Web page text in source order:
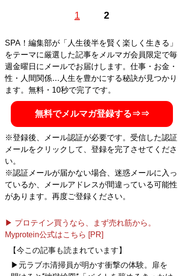
1 2
SPA！編集部が「人生後半を賢く楽しく生きる」
をテーマに厳選した記事をメルマガ会員限定で毎
週金曜日にメールでお届けします。仕事・お金・
性・人間関係…人生を豊かにする秘訣が見つかり
ます。無料・10秒で完了です。
無料でメルマガ登録する⇒⇒
※登録後、メール認証が必要です。受信した認証
メールをクリックして、登録を完了させてくださ
い。
※認証メールが届かない場合、迷惑メールに入っ
ているか、メールアドレスが間違っている可能性
があります。再度ご登録ください。
▶ プロテイン買うなら、まず売れ筋から。
Myprotein公式はこちら [PR]
【今この記事も読まれています】
▶元ラブホ清掃員が明かす衝撃の体験。扉を